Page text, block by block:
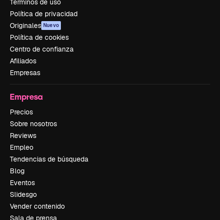
Términos de uso
Política de privacidad
Originales Nuevo
Política de cookies
Centro de confianza
Afiliados
Empresas
Empresa
Precios
Sobre nosotros
Reviews
Empleo
Tendencias de búsqueda
Blog
Eventos
Slidesgo
Vender contenido
Sala de prensa